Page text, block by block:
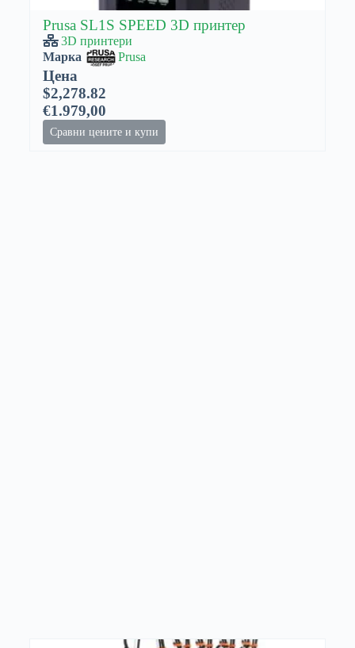
Prusa SL1S SPEED 3D принтер
3D принтери
Марка
Prusa
Цена
$2,278.82
€1.979,00
Сравни цените и купи